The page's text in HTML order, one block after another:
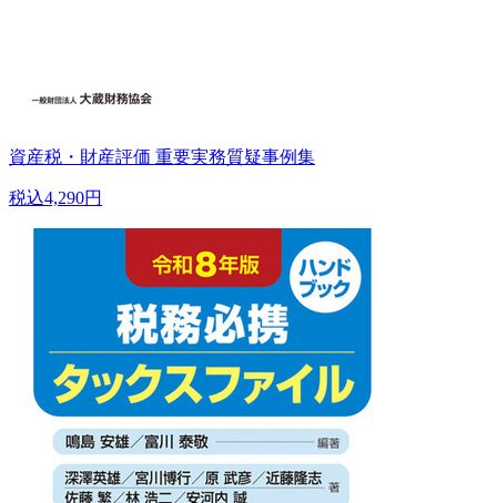
資産税・財産評価 重要実務質疑事例集
税込4,290円